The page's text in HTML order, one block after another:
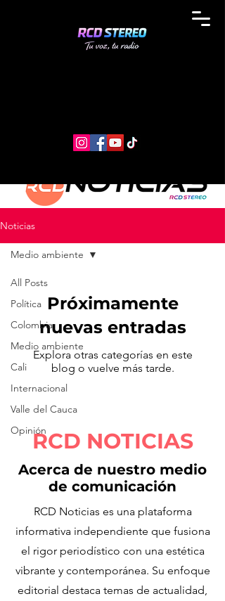
Noticias
All Posts
Política
Colombia
Medio ambiente
Cali
Internacional
Valle del Cauca
Opinión
Medio ambiente
Próximamente
nuevas entradas
Explora otras categorías en este
blog o vuelve más tarde.
RCD NOTICIAS
Acerca de nuestro medio
de comunicación
RCD Noticias es una plataforma
informativa independiente que fusiona
el rigor periodístico con una estética
vibrante y contemporánea. Su enfoque
editorial destaca temas de actualidad,